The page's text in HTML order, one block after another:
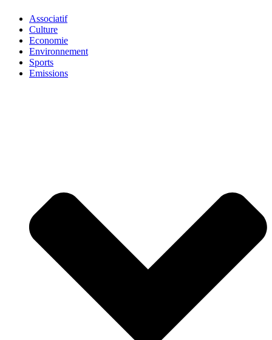
Associatif
Culture
Economie
Environnement
Sports
Emissions